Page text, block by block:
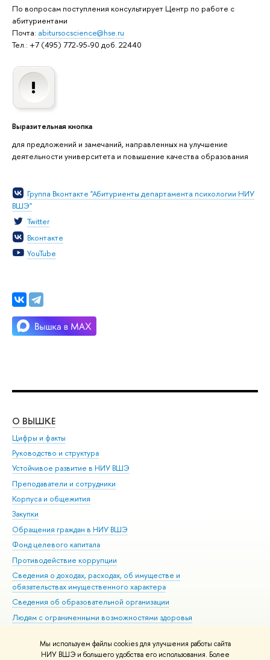
Мы используем файлы cookies для улучшения работы сайта
НИУ ВШЭ и большего удобства его использования. Более
По вопросам поступления консультирует Центр по работе с
абитуриентами
Почта: abitursocscience@hse.ru
Тел.: +7 (495) 772-95-90 доб. 22440
Выразительная кнопка
для предложений и замечаний, направленных на улучшение
деятельности университета и повышение качества образования
Группа Вконтакте "Абитуриенты департамента психологии НИУ
ВШЭ"
Twitter
Вконтакте
YouTube
О ВЫШКЕ
Цифры и факты
Руководство и структура
Устойчивое развитие в НИУ ВШЭ
Преподаватели и сотрудники
Корпуса и общежития
Закупки
Обращения граждан в НИУ ВШЭ
Фонд целевого капитала
Противодействие коррупции
Сведения о доходах, расходах, об имуществе и
обязательствах имущественного характера
Сведения об образовательной организации
Людям с ограниченными возможностями здоровья
Работа в Вышке